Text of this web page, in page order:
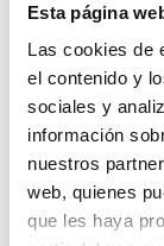
Esta página
Las cookies de
el contenido y
sociales y
información
nuestros
web, quienes
que les haya